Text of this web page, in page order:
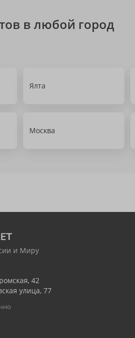
в любой город
Ялта
Москва
и Миру
42
улица, 77